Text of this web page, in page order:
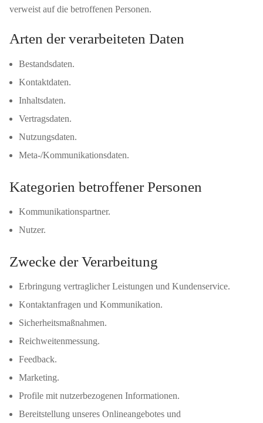
verweist auf die betroffenen Personen.
Arten der verarbeiteten Daten
Bestandsdaten.
Kontaktdaten.
Inhaltsdaten.
Vertragsdaten.
Nutzungsdaten.
Meta-/Kommunikationsdaten.
Kategorien betroffener Personen
Kommunikationspartner.
Nutzer.
Zwecke der Verarbeitung
Erbringung vertraglicher Leistungen und Kundenservice.
Kontaktanfragen und Kommunikation.
Sicherheitsmaßnahmen.
Reichweitenmessung.
Feedback.
Marketing.
Profile mit nutzerbezogenen Informationen.
Bereitstellung unseres Onlineangebotes und